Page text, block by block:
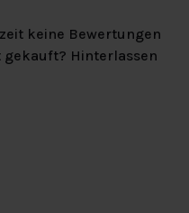
keine Bewertungen
gekauft? Hinterlassen